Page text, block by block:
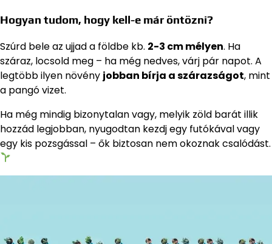
Hogyan tudom, hogy kell-e már öntözni?
Szúrd bele az ujjad a földbe kb. 2-3 cm mélyen. Ha
száraz, locsold meg – ha még nedves, várj pár napot. A
legtöbb ilyen növény jobban bírja a szárazságot, mint
a pangó vizet.
Ha még mindig bizonytalan vagy, melyik zöld barát illik
hozzád legjobban, nyugodtan kezdj egy futókával vagy
egy kis pozsgással – ők biztosan nem okoznak csalódást.